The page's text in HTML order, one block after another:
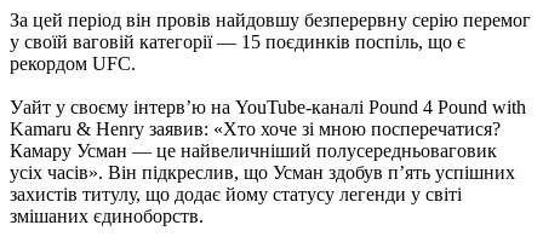
За цей період він провів найдовшу безперервну серію перемог
у своїй ваговій категорії — 15 поєдинків поспіль, що є
рекордом UFC.
Уайт у своєму інтерв’ю на YouTube-каналі Pound 4 Pound with
Kamaru & Henry заявив: «Хто хоче зі мною посперечатися?
Камару Усман — це найвеличніший полусередньоваговик
усіх часів». Він підкреслив, що Усман здобув п’ять успішних
захистів титулу, що додає йому статусу легенди у світі
змішаних єдиноборств.